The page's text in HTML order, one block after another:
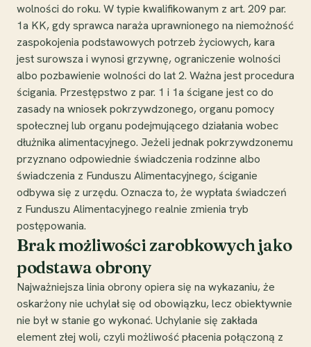
wolności do roku. W typie kwalifikowanym z art. 209 par.
1a KK, gdy sprawca naraża uprawnionego na niemożność
zaspokojenia podstawowych potrzeb życiowych, kara
jest surowsza i wynosi grzywnę, ograniczenie wolności
albo pozbawienie wolności do lat 2. Ważna jest procedura
ścigania. Przestępstwo z par. 1 i 1a ścigane jest co do
zasady na wniosek pokrzywdzonego, organu pomocy
społecznej lub organu podejmującego działania wobec
dłużnika alimentacyjnego. Jeżeli jednak pokrzywdzonemu
przyznano odpowiednie świadczenia rodzinne albo
świadczenia z Funduszu Alimentacyjnego, ściganie
odbywa się z urzędu. Oznacza to, że wypłata świadczeń
z Funduszu Alimentacyjnego realnie zmienia tryb
postępowania.
Brak możliwości zarobkowych jako
podstawa obrony
Najważniejsza linia obrony opiera się na wykazaniu, że
oskarżony nie uchylał się od obowiązku, lecz obiektywnie
nie był w stanie go wykonać. Uchylanie się zakłada
element złej woli, czyli możliwość płacenia połączoną z